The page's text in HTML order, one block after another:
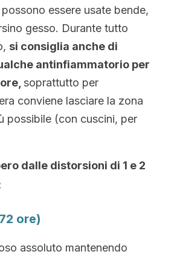
essere usate bende,
gesso. Durante tutto
si consiglia anche di
antinfiammatorio per
soprattutto per
conviene lasciare la zona
possibile (con cuscini, per
dalle distorsioni di 1 e 2
ore)
assoluto mantenendo